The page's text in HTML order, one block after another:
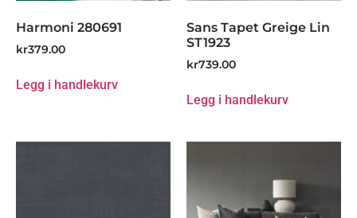
Harmoni 280691
kr379.00
Legg i handlekurv
Sans Tapet Greige Lin
ST1923
kr739.00
Legg i handlekurv